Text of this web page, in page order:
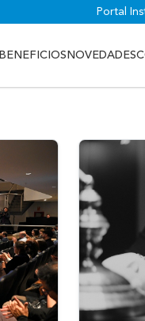
Portal
BENEFICIOS NOVEDADES